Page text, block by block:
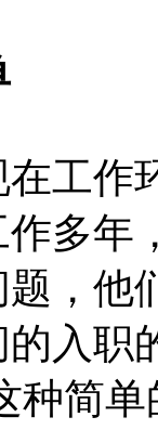
作
多年
，他
入职
种简